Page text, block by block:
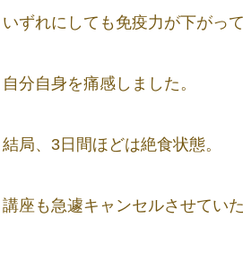
いずれにしても免疫力が下がっ
自分自身を痛感しました。
結局、3日間ほどは絶食状態。
講座も急遽キャンセルさせていた